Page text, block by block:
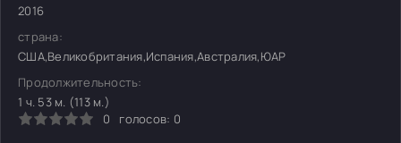
2016
страна:
США,Великобритания,Испания,Австралия,ЮАР
Продолжительность:
1 ч. 53 м. (113 м.)
0
голосов: 0